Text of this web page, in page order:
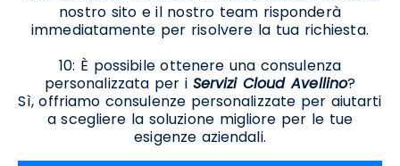
nostro sito e il nostro team risponderà
immediatamente per risolvere la tua richiesta.
10: È possibile ottenere una consulenza
personalizzata per i Servizi Cloud Avellino?
Sì, offriamo consulenze personalizzate per aiutarti
a scegliere la soluzione migliore per le tue
esigenze aziendali.